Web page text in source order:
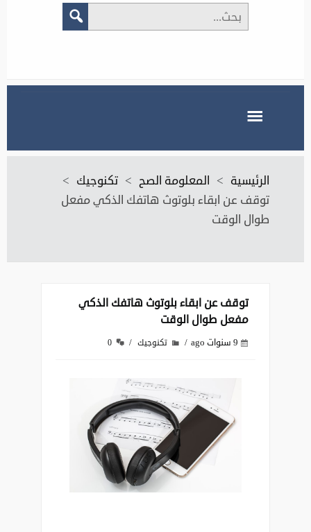
الرئيسية > المعلومة الصح > تكنوجيك >
توقف عن ابقاء بلوتوث هاتفك الذكي مفعل
طوال الوقت
توقف عن ابقاء بلوتوث هاتفك الذكي
مفعل طوال الوقت
9 سنوات ago تكنوجيك 0